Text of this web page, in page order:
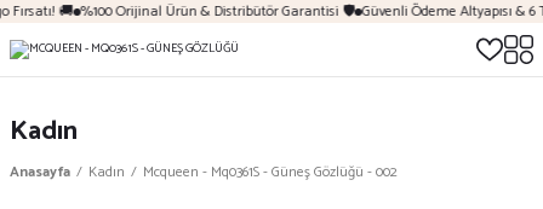
🚚 %100 Orijinal Ürün & Distribütör Garantisi 🛡️ Güvenli Ödeme Altyapısı &
Kadın
Anasayfa Kadın Mcqueen - Mq0361S - Güneş Gözlüğü - 002